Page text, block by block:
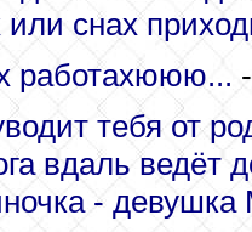
снах
работахююю...
тебя от
вдаль ведёт
- девушка